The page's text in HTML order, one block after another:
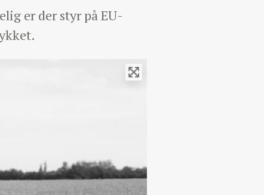
er der styr på EU-